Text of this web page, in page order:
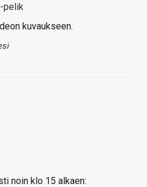
pelik
kuvaukseen.
noin klo 15 alkaen: